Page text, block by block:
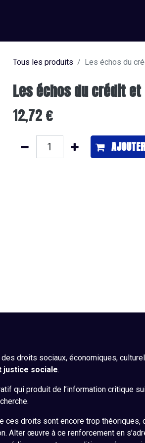
Tous les produits Les échos du
Les échos du crédit et
12,72€
droits sociaux, économiques,
justice sociale.
qui produit de l’information critique
droits sont encore trop théoriques,
Alter œuvre à ce renforcement en